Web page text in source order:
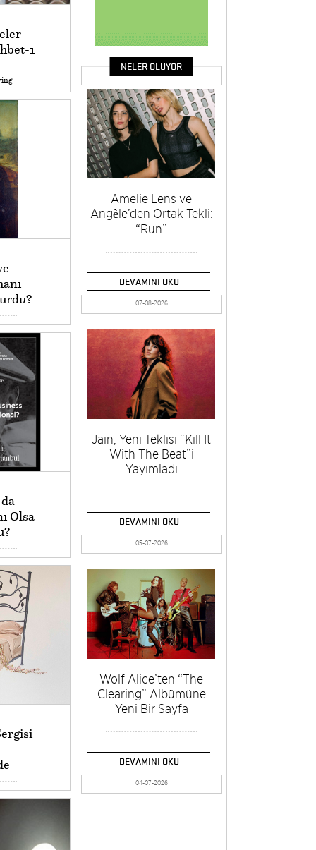
1
Olsa
NELER OLUYOR
Amelie Lens ve
Angèle’den Ortak Tekli:
“Run”
DEVAMINI OKU
07-08-2026
Jain, Yeni Teklisi “Kill It
With The Beat”i
Yayımladı
DEVAMINI OKU
05-07-2026
Wolf Alice’ten “The
Clearing” Albümüne
Yeni Bir Sayfa
DEVAMINI OKU
04-07-2026